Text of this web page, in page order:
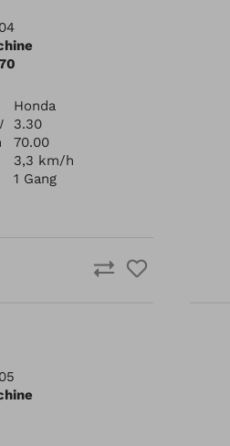
Honda
3.30
70.00
3,3 km/h
1 Gang